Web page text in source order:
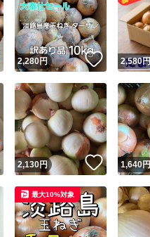
いいね！
2,280円 いいね！
2,580円
いいね！
2,130円 いいね！
1,640円
最大10%対象